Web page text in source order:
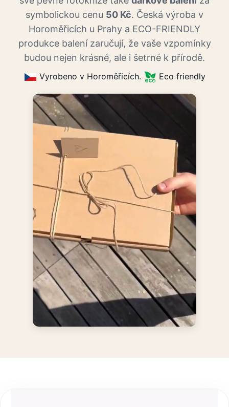
symbolickou cenu 50 Kč. Česká výroba v
Horoměřicích u Prahy a ECO-FRIENDLY
produkce balení zaručují, že vaše vzpomínky
budou nejen krásné, ale i šetrné k přírodě.
Vyrobeno v Horoměřicích. Eco friendly